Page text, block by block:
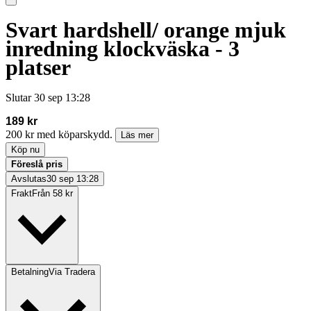
Svart hardshell/ orange mjuk
inredning klockväska - 3
platser
Slutar 30 sep 13:28
189 kr
200 kr med köparskydd.
Läs mer
Köp nu
Föreslå pris
Avslutas30 sep 13:28
FraktFrån 58 kr
BetalningVia Tradera